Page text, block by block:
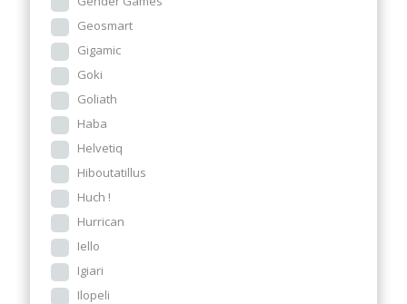
Geosmart
Gigamic
Goki
Goliath
Haba
Helvetiq
Hiboutatillus
Huch !
Hurrican
Iello
Igiari
Ilopeli